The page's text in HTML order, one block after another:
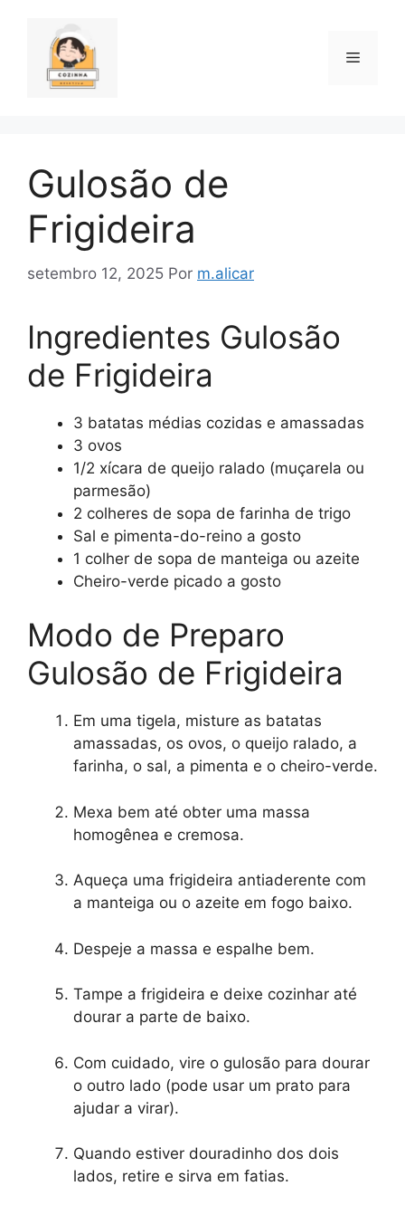
conteúdo
Menu
Gulosão de
Frigideira
setembro 12, 2025 Por m.alicar
Ingredientes Gulosão
de Frigideira
3 batatas médias cozidas e amassadas
3 ovos
1/2 xícara de queijo ralado (muçarela ou
parmesão)
2 colheres de sopa de farinha de trigo
Sal e pimenta-do-reino a gosto
1 colher de sopa de manteiga ou azeite
Cheiro-verde picado a gosto
Modo de Preparo
Gulosão de Frigideira
Em uma tigela, misture as batatas
amassadas, os ovos, o queijo ralado, a
farinha, o sal, a pimenta e o cheiro-verde.
Mexa bem até obter uma massa
homogênea e cremosa.
Aqueça uma frigideira antiaderente com
a manteiga ou o azeite em fogo baixo.
Despeje a massa e espalhe bem.
Tampe a frigideira e deixe cozinhar até
dourar a parte de baixo.
Com cuidado, vire o gulosão para dourar
o outro lado (pode usar um prato para
ajudar a virar).
Quando estiver douradinho dos dois
lados, retire e sirva em fatias.